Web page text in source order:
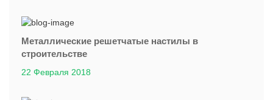
Металлические решетчатые настилы в
строительстве
22 Февраля 2018